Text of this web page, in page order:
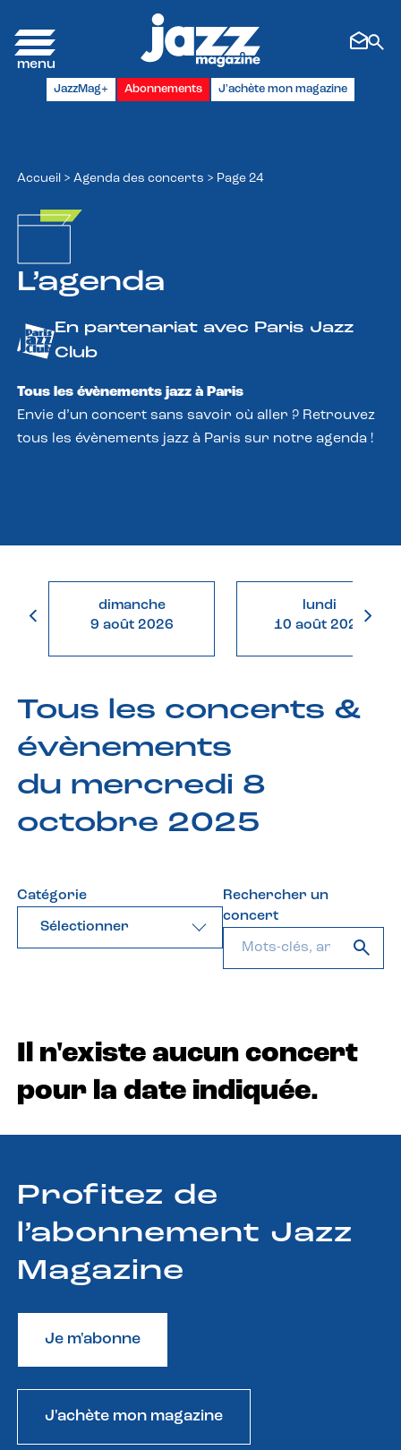
JazzMag+ Abonnements J'achète mon magazine
Accueil > Agenda des concerts > Page 24
L’agenda
En partenariat avec Paris Jazz
Club
Tous les évènements jazz à Paris
Envie d’un concert sans savoir où aller ? Retrouvez
tous les évènements jazz à Paris sur notre agenda !
dimanche
9 août 2026
lundi
10 août 2026
Tous les concerts &
évènements
du mercredi 8
octobre 2025
Catégorie
Sélectionner
Rechercher un
concert
Il n'existe aucun concert
pour la date indiquée.
Profitez de
l’abonnement Jazz
Magazine
Je m'abonne
J'achète mon magazine